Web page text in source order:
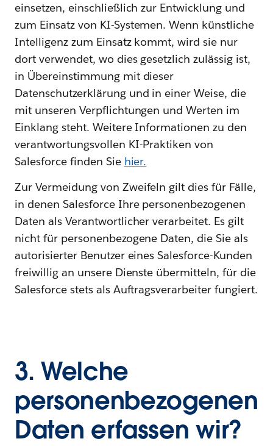
einsetzen, einschließlich zur Entwicklung und
zum Einsatz von KI-Systemen. Wenn künstliche
Intelligenz zum Einsatz kommt, wird sie nur
dort verwendet, wo dies gesetzlich zulässig ist,
in Übereinstimmung mit dieser
Datenschutzerklärung und in einer Weise, die
mit unseren Verpflichtungen und Werten im
Einklang steht. Weitere Informationen zu den
verantwortungsvollen KI-Praktiken von
Salesforce finden Sie hier.
Zur Vermeidung von Zweifeln gilt dies für Fälle,
in denen Salesforce Ihre personenbezogenen
Daten als Verantwortlicher verarbeitet. Es gilt
nicht für personenbezogene Daten, die Sie als
autorisierter Benutzer eines Salesforce-Kunden
freiwillig an unsere Dienste übermitteln, für die
Salesforce stets als Auftragsverarbeiter fungiert.
3. Welche
personenbezogenen
Daten erfassen wir?